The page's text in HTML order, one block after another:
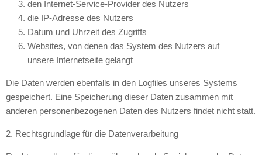
den Internet-Service-Provider des Nutzers
die IP-Adresse des Nutzers
Datum und Uhrzeit des Zugriffs
Websites, von denen das System des Nutzers auf
unsere Internetseite gelangt
Die Daten werden ebenfalls in den Logfiles unseres Systems
gespeichert. Eine Speicherung dieser Daten zusammen mit
anderen personenbezogenen Daten des Nutzers findet nicht statt.
2. Rechtsgrundlage für die Datenverarbeitung